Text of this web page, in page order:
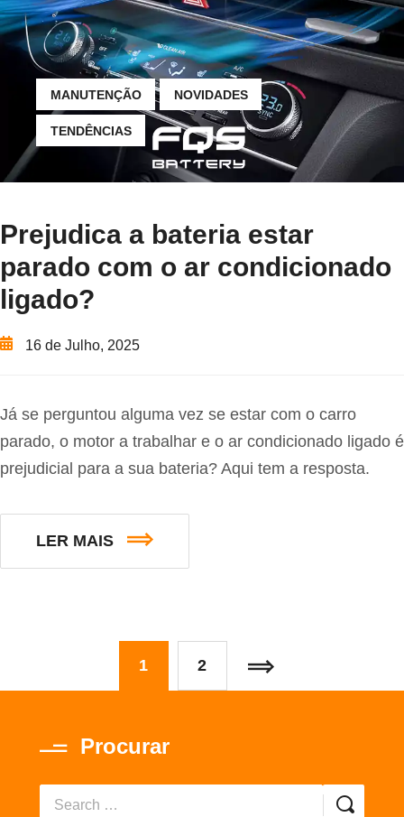
MANUTENÇÃO NOVIDADES
TENDÊNCIAS
Prejudica a bateria estar
parado com o ar condicionado
ligado?
16 de Julho, 2025
Já se perguntou alguma vez se estar com o carro
parado, o motor a trabalhar e o ar condicionado ligado é
prejudicial para a sua bateria? Aqui tem a resposta.
LER MAIS
1 2
Procurar